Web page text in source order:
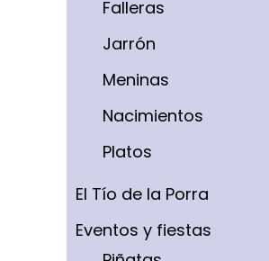
Falleras
Jarrón
Meninas
Nacimientos
Platos
El Tío de la Porra
Eventos y fiestas